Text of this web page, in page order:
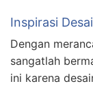
Inspirasi
Dengan
sangatlah
ini karena